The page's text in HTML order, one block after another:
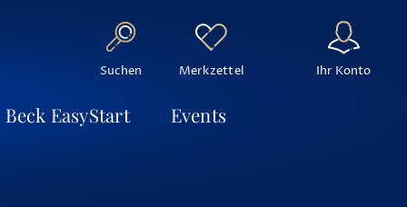
Beck EasyStart Events
Suchen Merkzettel Ihr Konto